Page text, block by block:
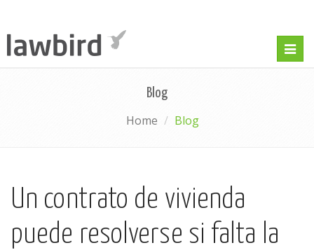
Blog
Home Blog
Un contrato de vivienda
puede resolverse si falta la